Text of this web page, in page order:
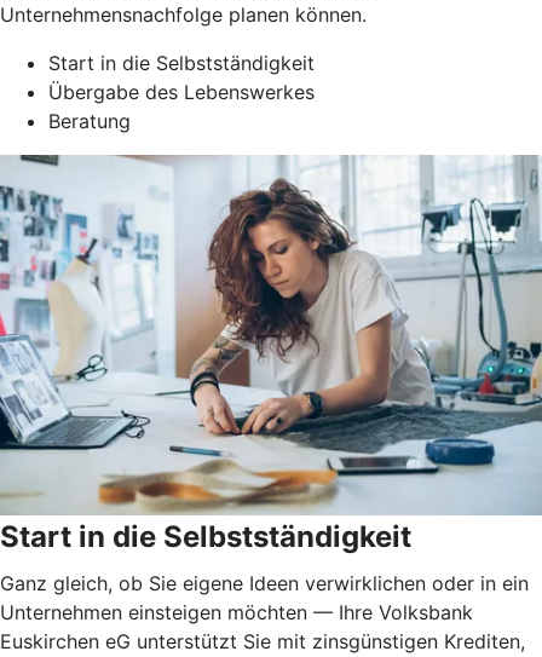
Unternehmensnachfolge planen können.
Start in die Selbstständigkeit
Übergabe des Lebenswerkes
Beratung
Start in die Selbstständigkeit
Ganz gleich, ob Sie eigene Ideen verwirklichen oder in ein
Unternehmen einsteigen möchten — Ihre Volksbank
Euskirchen eG unterstützt Sie mit zinsgünstigen Krediten,